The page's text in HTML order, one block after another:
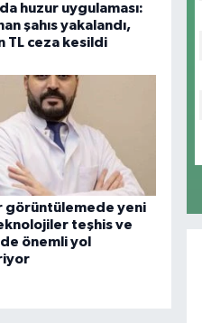
huzur uygulaması:
şahıs yakalandı,
TL ceza kesildi
görüntülemede yeni
teşhis ve
önemli yol